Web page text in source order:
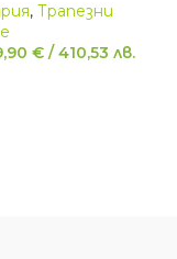
, Трапезни
€ / 410,53 лв.